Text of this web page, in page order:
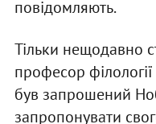
повідомляють.
Тільки нещодавно
професор
був запрошений
запропонувати